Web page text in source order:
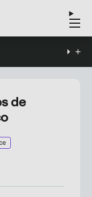
de